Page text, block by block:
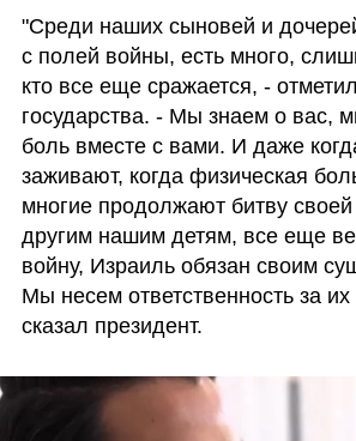
"Среди наших сыновей и
с полей войны, есть много,
кто все еще сражается, -
государства. - Мы знаем о вас,
боль вместе с вами. И даже
заживают, когда физическая
многие продолжают битву
другим нашим детям, все еще
войну, Израиль обязан своим
Мы несем ответственность за
сказал президент.